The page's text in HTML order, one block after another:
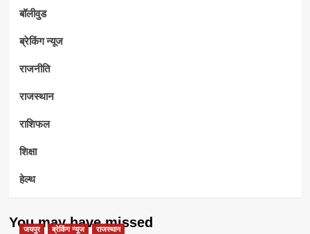
बॉलीवुड
ब्रेकिंग न्यूज
राजनीति
राजस्थान
राशिफल
शिक्षा
हेल्थ
You may have missed
जयपुर ब्रेकिंग न्यूज राजस्थान